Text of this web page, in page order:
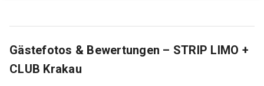
Gästefotos & Bewertungen – STRIP LIMO +
CLUB Krakau